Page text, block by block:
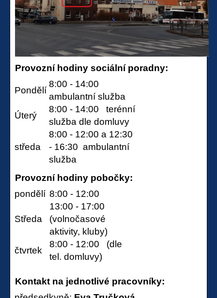
Provozní hodiny sociální poradny:
Pondělí
8:00 - 14:00
ambulantní služba
Úterý
8:00 - 14:00 terénní
služba dle domluvy
středa
8:00 - 12:00 a 12:30
- 16:30 ambulantní
služba
Provozní hodiny pobočky:
pondělí 8:00 - 12:00
Středa
13:00 - 17:00
(volnočasové
aktivity, kluby)
čtvrtek
8:00 - 12:00 (dle
tel. domluvy)
Kontakt na jednotlivé pracovníky: